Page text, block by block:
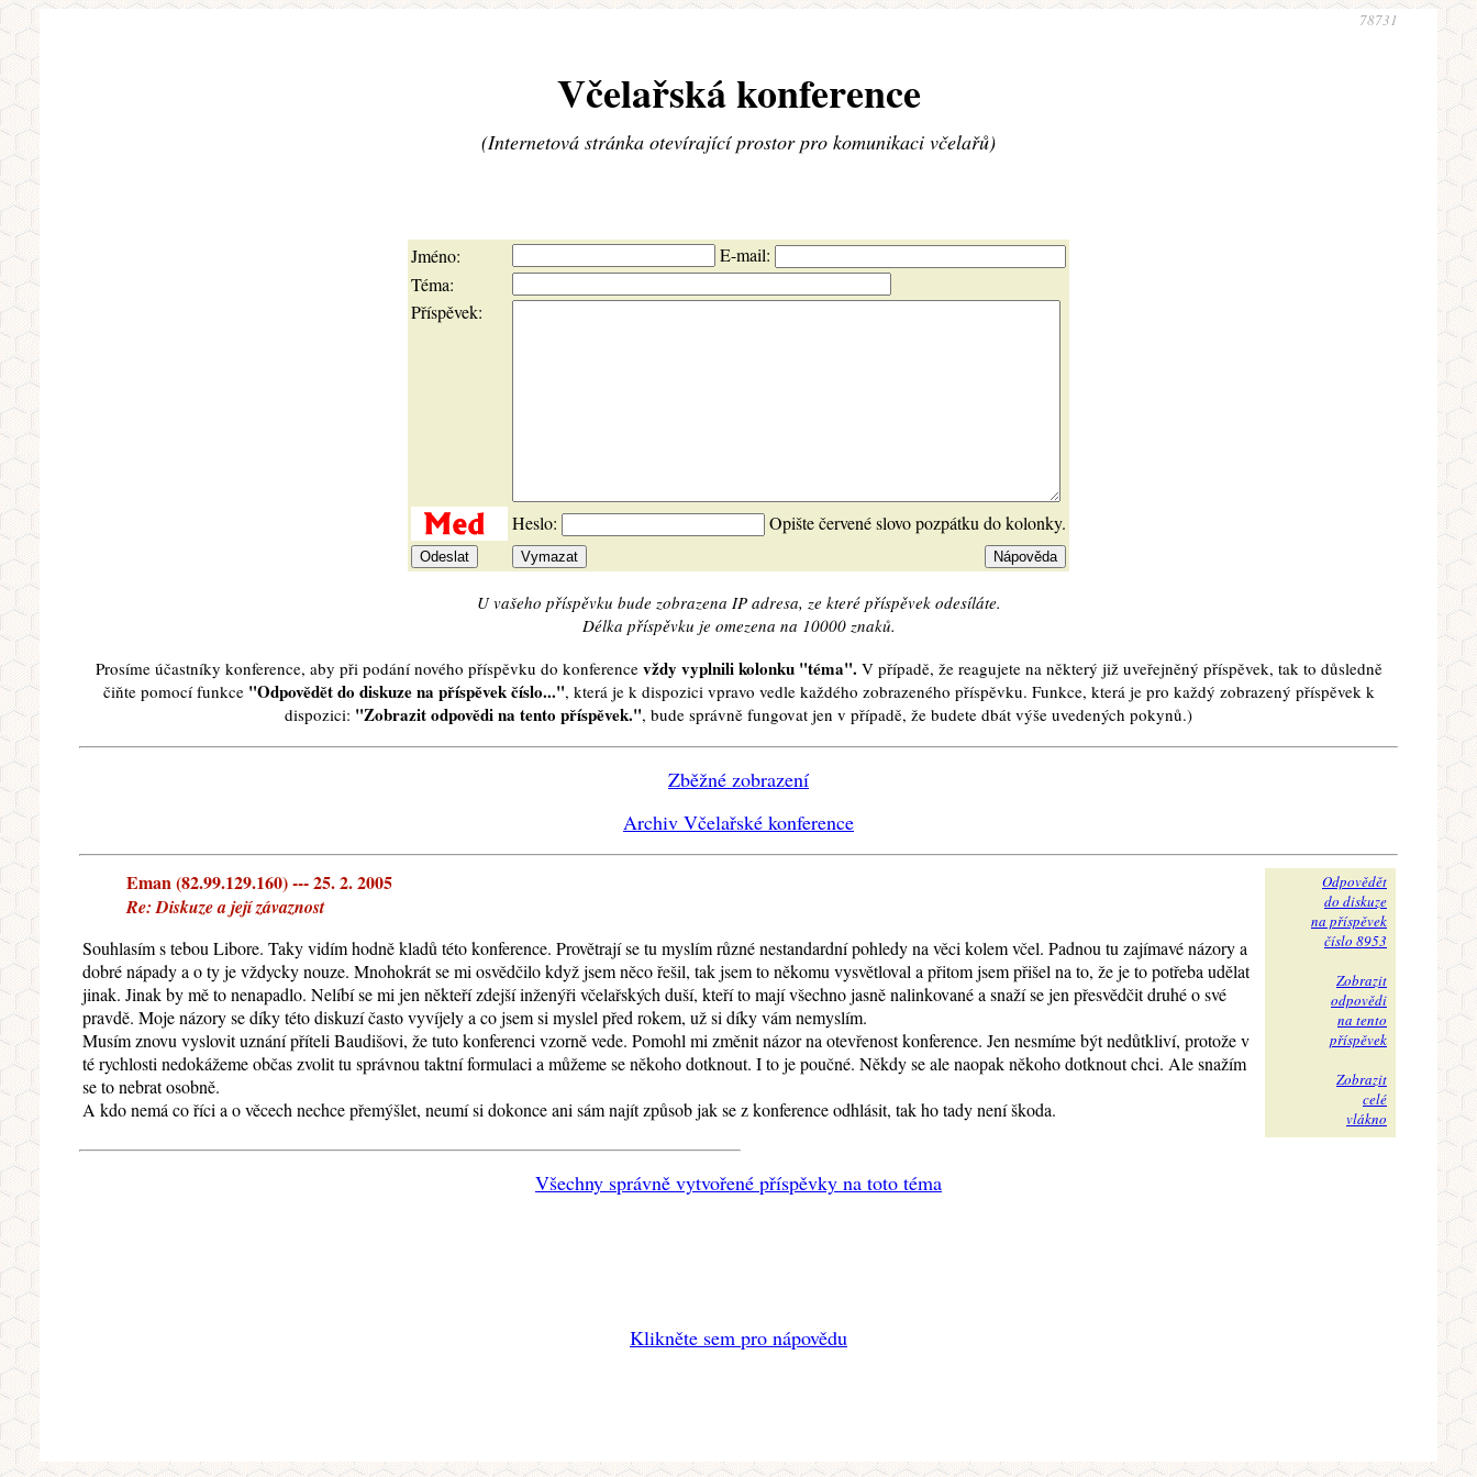
78731
Včelařská konference
(Internetová stránka otevírající prostor pro komunikaci včelařů)
Jméno:
E-mail:
Téma:
Příspěvek:
Heslo: Opište červené slovo pozpátku do kolonky.
U vašeho příspěvku bude zobrazena IP adresa, ze které příspěvek odesíláte.
Délka příspěvku je omezena na 10000 znaků.
Prosíme účastníky konference, aby při podání nového příspěvku do konference vždy vyplnili kolonku "téma". V případě, že reagujete na některý již uveřejněný příspěvek, tak to důsledně
čiňte pomocí funkce "Odpovědět do diskuze na příspěvek číslo...", která je k dispozici vpravo vedle každého zobrazeného příspěvku. Funkce, která je pro každý zobrazený příspěvek k
dispozici: "Zobrazit odpovědi na tento příspěvek.", bude správně fungovat jen v případě, že budete dbát výše uvedených pokynů.)
Zběžné zobrazení
Archiv Včelařské konference
Eman (82.99.129.160) --- 25. 2. 2005
Re: Diskuze a její závaznost
Souhlasím s tebou Libore. Taky vidím hodně kladů této konference. Provětrají se tu myslím různé nestandardní pohledy na věci kolem včel. Padnou tu zajímavé názory a
dobré nápady a o ty je vždycky nouze. Mnohokrát se mi osvědčilo když jsem něco řešil, tak jsem to někomu vysvětloval a přitom jsem přišel na to, že je to potřeba udělat
jinak. Jinak by mě to nenapadlo. Nelíbí se mi jen někteří zdejší inženýři včelařských duší, kteří to mají všechno jasně nalinkované a snaží se jen přesvědčit druhé o své
pravdě. Moje názory se díky této diskuzí často vyvíjely a co jsem si myslel před rokem, už si díky vám nemyslím.
Musím znovu vyslovit uznání příteli Baudišovi, že tuto konferenci vzorně vede. Pomohl mi změnit názor na otevřenost konference. Jen nesmíme být nedůtkliví, protože v
té rychlosti nedokážeme občas zvolit tu správnou taktní formulaci a můžeme se někoho dotknout. I to je poučné. Někdy se ale naopak někoho dotknout chci. Ale snažím
se to nebrat osobně.
A kdo nemá co říci a o věcech nechce přemýšlet, neumí si dokonce ani sám najít způsob jak se z konference odhlásit, tak ho tady není škoda.
Odpovědět
do diskuze
na příspěvek
číslo 8953
Zobrazit
odpovědi
na tento
příspěvek
Zobrazit
celé
vlákno
Všechny správně vytvořené příspěvky na toto téma
Klikněte sem pro nápovědu